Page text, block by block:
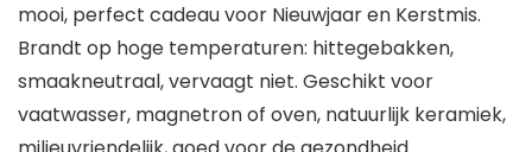
mooi, perfect cadeau voor Nieuwjaar en Kerstmis.
Brandt op hoge temperaturen: hittegebakken,
smaakneutraal, vervaagt niet. Geschikt voor
vaatwasser, magnetron of oven, natuurlijk keramiek,